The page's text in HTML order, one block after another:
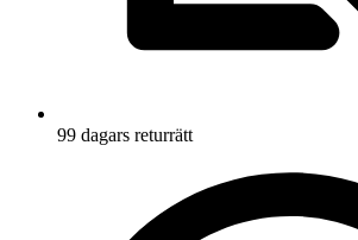
99 dagars returrätt